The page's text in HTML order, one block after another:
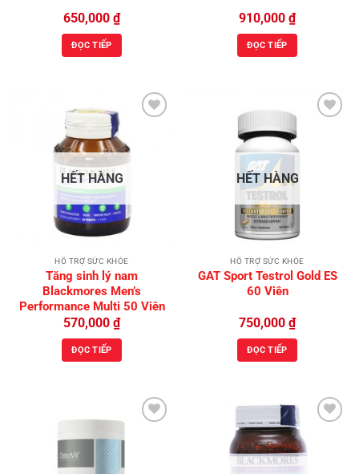
650,000 ₫
ĐỌC TIẾP
910,000 ₫
ĐỌC TIẾP
HẾT HÀNG
HỖ TRỢ SỨC KHỎE
Tăng sinh lý nam
Blackmores Men’s
Performance Multi 50 Viên
570,000 ₫
ĐỌC TIẾP
HẾT HÀNG
HỖ TRỢ SỨC KHỎE
GAT Sport Testrol Gold ES
60 Viên
750,000 ₫
ĐỌC TIẾP